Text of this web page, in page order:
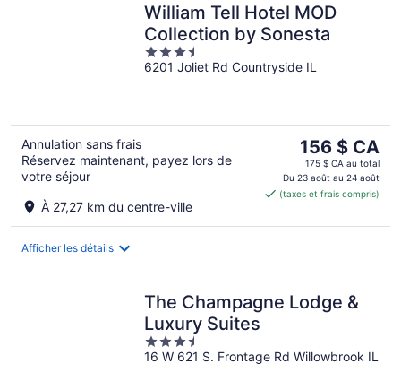
William Tell Hotel MOD
Collection by Sonesta
3.5
out
6201 Joliet Rd Countryside IL
Annulation sans frais
Réservez maintenant, payez lors de
votre séjour
À 27,27 km du centre-ville
Le
prix
est
de 156 $ CA
156 $ CA
175 $ CA au total
Du 23 août au 24 août
(taxes et frais compris)
Afficher les détails
The Champagne Lodge &
Luxury Suites
3.5
out
16 W 621 S. Frontage Rd Willowbrook IL